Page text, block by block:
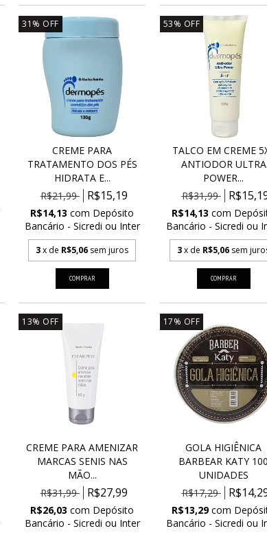
31 % OFF
CREME PARA
TRATAMENTO DOS PÉS
HIDRATA E...
R$21,99
R$15,19
R$14,13com Depósito
Bancário - Sicredi ou Inter
3x de R$5,06 sem juros
53% OFF
TALCO EM CREME
ANTIODOR ULTRA
POWER...
R$31,99
R$14,13com
Bancário - Sicredi ou
3x de R$5,06 sem
13% OFF
CREME PARA AMENIZAR
MARCAS SENIS NAS
MÃO...
R$31,99
R$27,99
R$26,03com Depósito
Bancário - Sicredi ou Inter
17% OFF
GOLA HIGIÊNICA
BARBEAR KATY 100
UNIDADES
R$17,29
R$13,29com
Bancário - Sicredi ou